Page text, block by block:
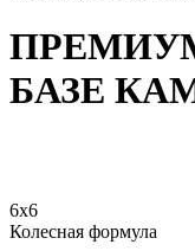
БАЗЕ
6х6
Колесная формула